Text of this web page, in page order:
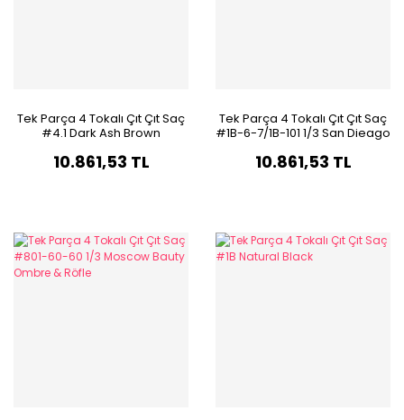
Tek Parça 4 Tokalı Çıt Çıt Saç
#4.1 Dark Ash Brown
10.861,53 TL
Tek Parça 4 Tokalı Çıt Çıt Saç
#1B-6-7/1B-101 1/3 San Dieago
10.861,53 TL